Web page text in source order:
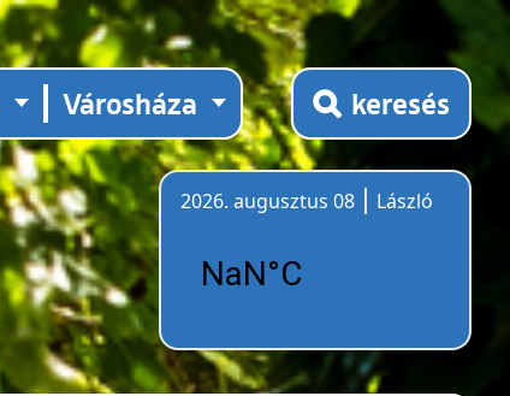
Városháza keresés
2026. augusztus 08
László